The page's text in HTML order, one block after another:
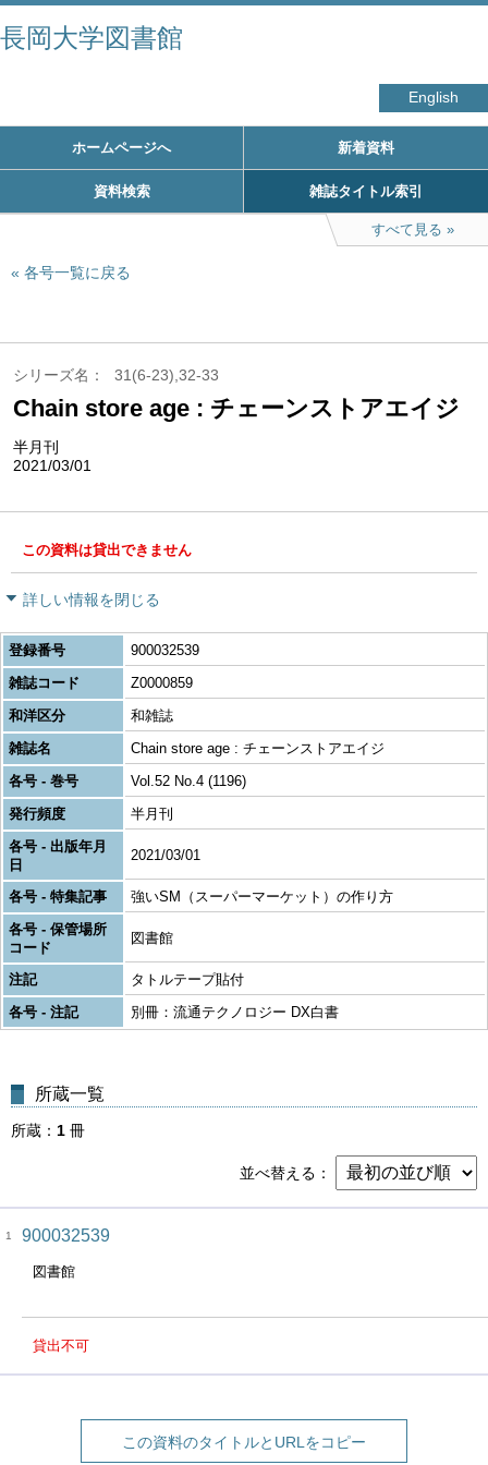
長岡大学図書館
English
ホームページへ 新着資料
資料検索 雑誌タイトル索引
すべて見る
各号一覧に戻る
シリーズ名 31(6-23),32-33
Chain store age : チェーンストアエイジ
半月刊
2021/03/01
この資料は貸出できません
詳しい情報を閉じる
登録番号
900032539
雑誌コード
Z0000859
和洋区分
和雑誌
雑誌名
Chain store age : チェーンストアエイジ
各号 - 巻号
Vol.52 No.4 (1196)
発行頻度
半月刊
各号 - 出版年月
日
2021/03/01
各号 - 特集記事
強いSM（スーパーマーケット）の作り方
各号 - 保管場所
コード
図書館
注記
タトルテープ貼付
各号 - 注記
別冊：流通テクノロジー DX白書
所蔵一覧
所蔵 1 冊
並べ替える
1 900032539
図書館
貸出不可
この資料のタイトルとURLをコピー